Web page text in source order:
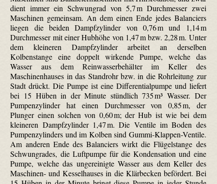
dient immer ein Schwungrad von 5,7 m Durchmesser zwei
Maschinen gemeinsam. An dem einen Ende jedes Balanciers
liegen die beiden Dampfzylinder von 0,76 m und 1,14 m
Durchmesser mit einer Hubhöhe von 1,47 m bzw. 2,28 m. Unter
dem kleineren Dampfzylinder arbeitet an derselben
Kolbenstange eine doppelt wirkende Pumpe, welche das
Wasser aus dem Reinwasserbehälter im Keller des
Maschinenhauses in das Standrohr bzw. in die Rohrleitung zur
Stadt drückt. Die Pumpe ist eine Differentialpumpe und liefert
bei 15 Hüben in der Minute stündlich 735 m³ Wasser. Der
Pumpenzylinder hat einen Durchmesser von 0,85 m, der
Plunger einen solchen von 0,60 m; der Hub ist wie bei dem
kleineren Dampfzylinder 1,47 m. Die Ventile im Boden des
Pumpenzylinders und im Kolben sind Gummi-Klappen-Ventile.
Am anderen Ende des Balanciers wirkt die Flügelstange des
Schwungrades, die Luftpumpe für die Kondensation und eine
Pumpe, welche das ungereinigte Wasser aus dem Keller des
Maschinen- und Kesselhauses in die Klärbecken befördert. Bei